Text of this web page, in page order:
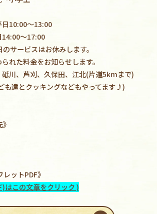
日10:00〜13:00
14:00〜17:00
サービスはお休みします。
れた料金をお知らせします。
砥川、芦刈、久保田、江北(片道5kmまで)
も達とクッキングなどもやってます♪)
ットPDF》
はこの文章をクリック )